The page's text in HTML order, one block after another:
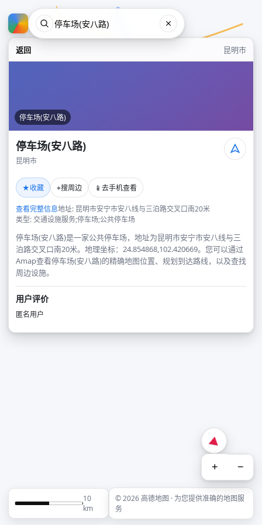
返回 昆明市
停车场(安八路)
停车场(安八路)
昆明市
★收藏 ⌖搜周边 📱 去手机查看
查看完整信息地址: 昆明市安宁市安八线与三泊路交叉口南20米
类型: 交通设施服务;停车场;公共停车场
停车场(安八路)是一家公共停车场，地址为昆明市安宁市安八线与三
泊路交叉口南20米。地理坐标：24.854868,102.420669。您可以通过
Amap查看停车场(安八路)的精确地图位置、规划到达路线，以及查找
周边设施。
用户评价
匿名用户
+ −
10
km
© 2026 高德地图 · 为您提供准确的地图服
务